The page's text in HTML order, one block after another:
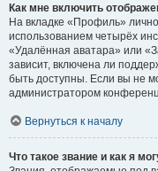
Как мне включить
На вкладке «Профиль»
использованием четырёх
«Удалённая аватара» или
зависит, включена ли
быть доступны. Если вы не
администратором
Вернуться к началу
Что такое звание и как я